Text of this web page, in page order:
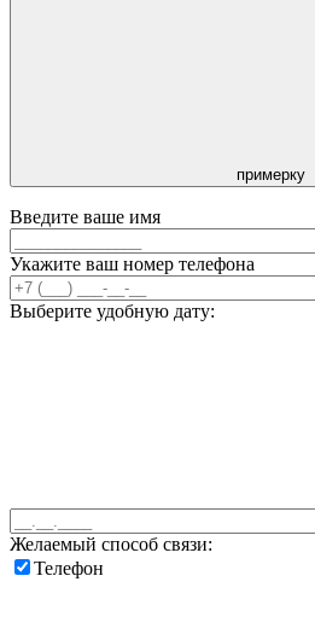
примерку
Введите ваше имя
Укажите ваш номер телефона
Выберите удобную дату:
Желаемый способ связи:
Телефон